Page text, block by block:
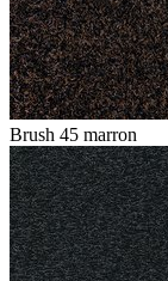
Brush 45 marron